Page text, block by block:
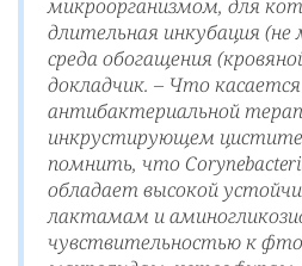
микроорганизмом, для
длительная инкубация (не
среда обогащения
докладчик. – Что касается
антибактериальной
инкрустирующем
помнить, что
обладает высокой
лактамам и
чувствительностью к